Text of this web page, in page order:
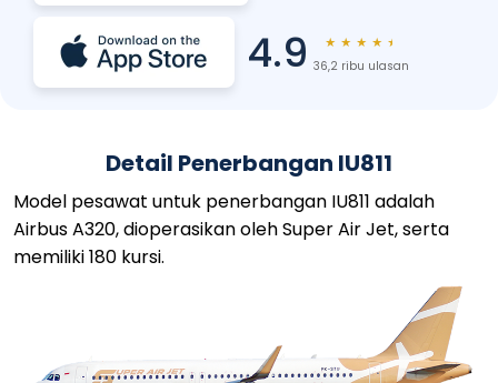
4.9 ★ ★ ★ ★ ★
36,2 ribu ulasan
Detail Penerbangan IU811
Model pesawat untuk penerbangan IU811 adalah
Airbus A320, dioperasikan oleh Super Air Jet, serta
memiliki 180 kursi.